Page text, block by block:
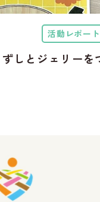
活動レポート
しとジェリーを